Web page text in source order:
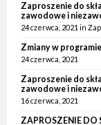
Zaproszenie do
zawodowe i
24 czerwca, 2021 in
Zmiany w
24 czerwca, 2021
Zaproszenie do
zawodowe i
16 czerwca, 2021
ZAPROSZENIE